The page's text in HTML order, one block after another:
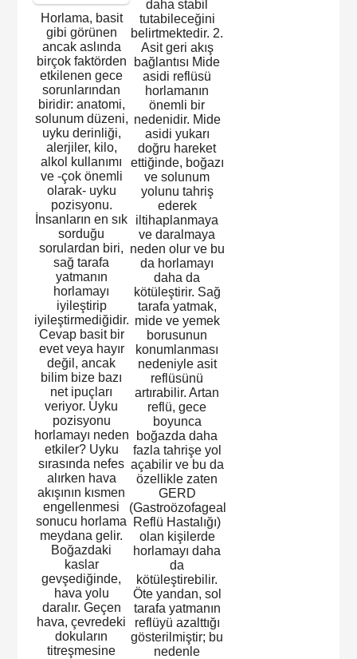
Horlama, basit
gibi görünen
ancak aslında
birçok faktörden
etkilenen gece
sorunlarından
biridir: anatomi,
solunum düzeni,
uyku derinliği,
alerjiler, kilo,
alkol kullanımı
ve -çok önemli
olarak- uyku
pozisyonu.
İnsanların en sık
sorduğu
sorulardan biri,
sağ tarafa
yatmanın
horlamayı
iyileştirip
iyileştirmediğidir.
Cevap basit bir
evet veya hayır
değil, ancak
bilim bize bazı
net ipuçları
veriyor. Uyku
pozisyonu
horlamayı neden
etkiler? Uyku
sırasında nefes
alırken hava
akışının kısmen
engellenmesi
sonucu horlama
meydana gelir.
Boğazdaki
kaslar
gevşediğinde,
hava yolu
daralır. Geçen
hava, çevredeki
dokuların
titreşmesine
daha stabil
tutabileceğini
belirtmektedir. 2.
Asit geri akış
bağlantısı Mide
asidi reflüsü
horlamanın
önemli bir
nedenidir. Mide
asidi yukarı
doğru hareket
ettiğinde, boğazı
ve solunum
yolunu tahriş
ederek
iltihaplanmaya
ve daralmaya
neden olur ve bu
da horlamayı
daha da
kötüleştirir. Sağ
tarafa yatmak,
mide ve yemek
borusunun
konumlanması
nedeniyle asit
reflüsünü
artırabilir. Artan
reflü, gece
boyunca
boğazda daha
fazla tahrişe yol
açabilir ve bu da
özellikle zaten
GERD
(Gastroözofageal
Reflü Hastalığı)
olan kişilerde
horlamayı daha
da
kötüleştirebilir.
Öte yandan, sol
tarafa yatmanın
reflüyü azalttığı
gösterilmiştir; bu
nedenle